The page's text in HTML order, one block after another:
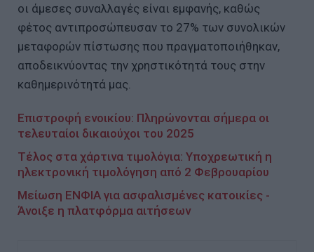
οι άμεσες συναλλαγές είναι εμφανής, καθώς
φέτος αντιπροσώπευσαν το 27% των συνολικών
μεταφορών πίστωσης που πραγματοποιήθηκαν,
αποδεικνύοντας την χρηστικότητά τους στην
καθημερινότητά μας.
Επιστροφή ενοικίου: Πληρώνονται σήμερα οι
τελευταίοι δικαιούχοι του 2025
Τέλος στα χάρτινα τιμολόγια: Υποχρεωτική η
ηλεκτρονική τιμολόγηση από 2 Φεβρουαρίου
Μείωση ΕΝΦΙΑ για ασφαλισμένες κατοικίες -
Άνοιξε η πλατφόρμα αιτήσεων